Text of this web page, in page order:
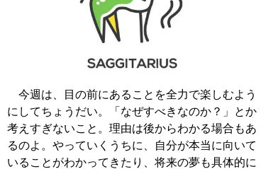
今週は、目の前にあることを全力で楽しむよう
にしてちょうだい。「なぜすべきなのか？」とか
考えすぎないこと。理由は後からわかる場合もあ
るのよ。やっていくうちに、自分が本当に向いて
いることがわかってきたり、将来の夢も具体的に